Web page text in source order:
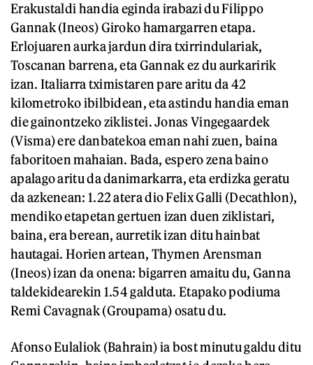
Erakustaldi handia eginda irabazi du Filippo
Gannak (Ineos) Giroko hamargarren etapa.
Erlojuaren aurka jardun dira txirrindulariak,
Toscanan barrena, eta Gannak ez du aurkaririk
izan. Italiarra tximistaren pare aritu da 42
kilometroko ibilbidean, eta astindu handia eman
die gainontzeko ziklistei. Jonas Vingegaardek
(Visma) ere danbatekoa eman nahi zuen, baina
faboritoen mahaian. Bada, espero zena baino
apalago aritu da danimarkarra, eta erdizka geratu
da azkenean: 1.22 atera dio Felix Galli (Decathlon),
mendiko etapetan gertuen izan duen ziklistari,
baina, era berean, aurretik izan ditu hainbat
hautagai. Horien artean, Thymen Arensman
(Ineos) izan da onena: bigarren amaitu du, Ganna
taldekidearekin 1.54 galduta. Etapako podiuma
Remi Cavagnak (Groupama) osatu du.
Afonso Eulaliok (Bahrain) ia bost minutu galdu ditu